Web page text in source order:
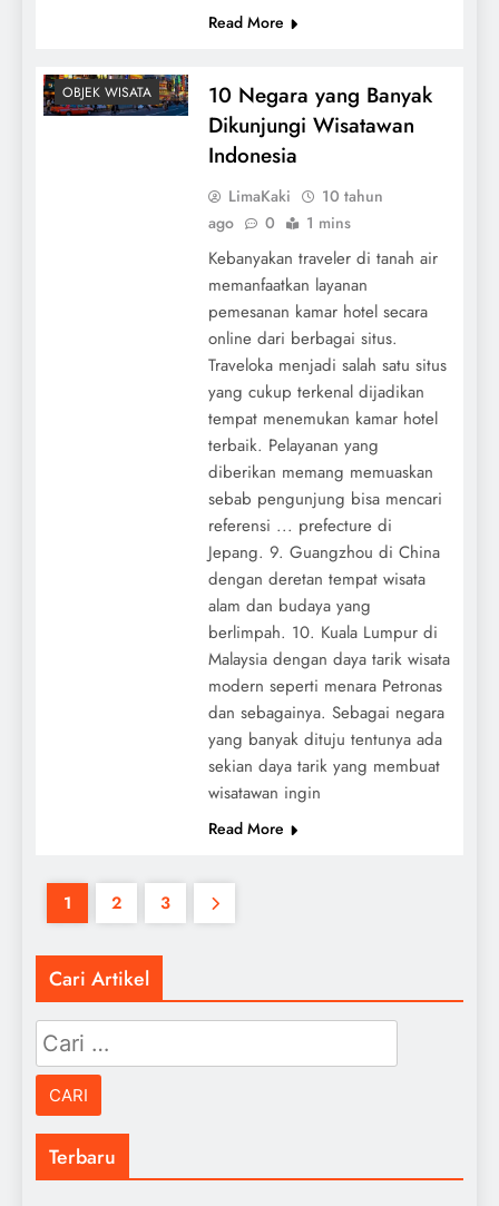
Read More
OBJEK WISATA
10 Negara yang Banyak
Dikunjungi Wisatawan
Indonesia
LimaKaki
10 tahun
ago
0 1 mins
Kebanyakan traveler di tanah air
memanfaatkan layanan
pemesanan kamar hotel secara
online dari berbagai situs.
Traveloka menjadi salah satu situs
yang cukup terkenal dijadikan
tempat menemukan kamar hotel
terbaik. Pelayanan yang
diberikan memang memuaskan
sebab pengunjung bisa mencari
referensi ... prefecture di
Jepang. 9. Guangzhou di China
dengan deretan tempat wisata
alam dan budaya yang
berlimpah. 10. Kuala Lumpur di
Malaysia dengan daya tarik wisata
modern seperti menara Petronas
dan sebagainya. Sebagai negara
yang banyak dituju tentunya ada
sekian daya tarik yang membuat
wisatawan ingin
Read More
1 2 3
Cari Artikel
Cari
untuk:
Terbaru